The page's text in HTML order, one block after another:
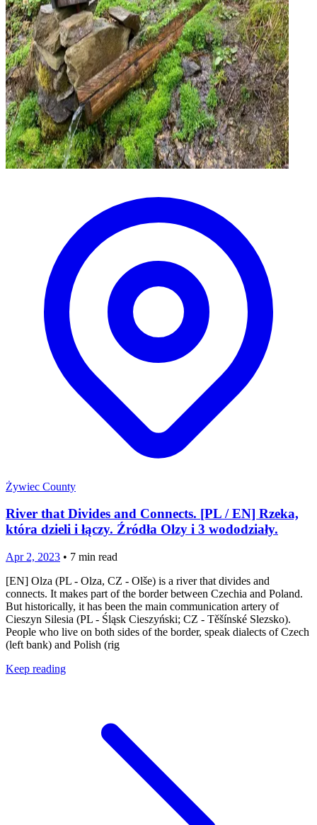
Żywiec County
River that Divides and Connects. [PL / EN] Rzeka,
która dzieli i łączy. Źródła Olzy i 3 wododziały.
Apr 2, 2023 • 7 min read
[EN] Olza (PL - Olza, CZ - Olše) is a river that divides and
connects. It makes part of the border between Czechia and Poland.
But historically, it has been the main communication artery of
Cieszyn Silesia (PL - Śląsk Cieszyński; CZ - Těšínské Slezsko).
People who live on both sides of the border, speak dialects of Czech
(left bank) and Polish (rig
Keep reading